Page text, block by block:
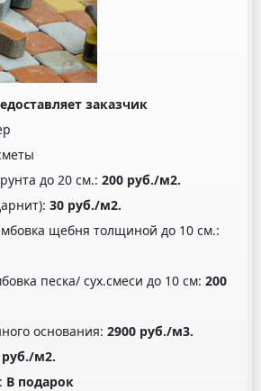
заказчик
до 20 см.:200 руб./м2.
30 руб./м2.
щебня толщиной до 10 см.:
песка/ сух.смеси до 10 см:200
основания:2900 руб./м3.
руб./м2.
В подарок